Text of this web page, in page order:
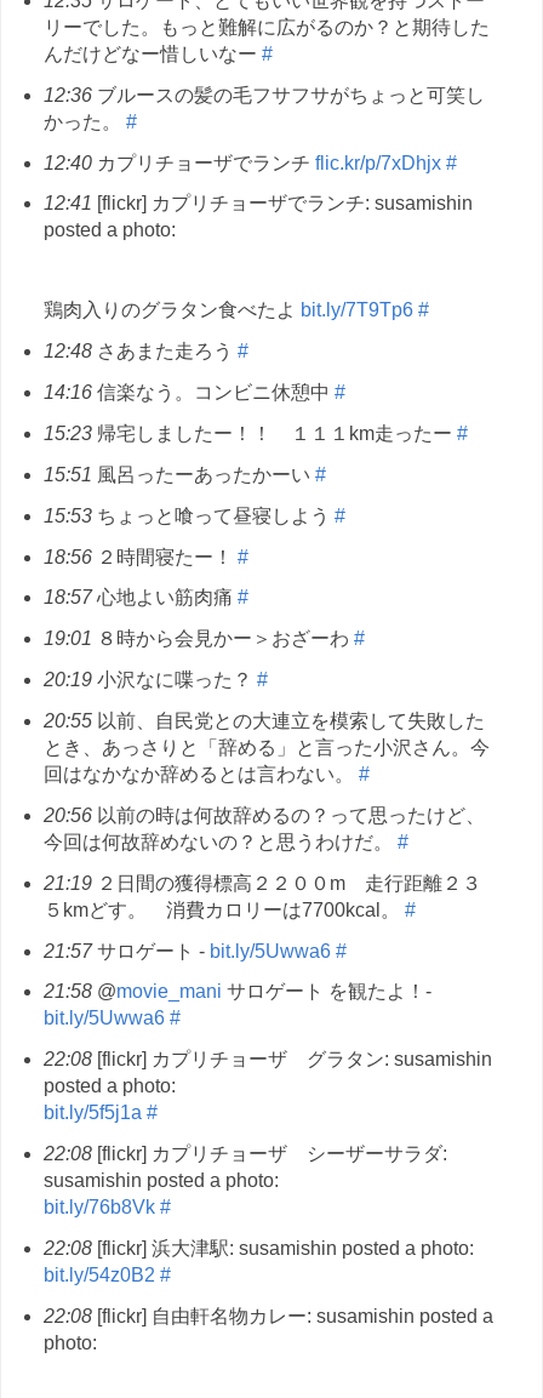
リーでした。もっと難解に広がるのか？と期待した
んだけどなー惜しいなー #
12:36ブルースの髪の毛フサフサがちょっと可笑し
かった。 #
12:40カプリチョーザでランチ flic.kr/p/7xDhjx #
12:41 [flickr] カプリチョーザでランチ: susamishin
posted a photo:
鶏肉入りのグラタン食べたよ bit.ly/7T9Tp6 #
12:48さあまた走ろう #
14:16信楽なう。コンビニ休憩中 #
15:23帰宅しましたー！！ １１１km走ったー #
15:51 風呂ったーあったかーい #
15:53ちょっと喰って昼寝しよう #
18:56２時間寝たー！ #
18:57心地よい筋肉痛 #
19:01 ８時から会見かー＞おざーわ #
20:19小沢なに喋った？ #
20:55以前、自民党との大連立を模索して失敗した
とき、あっさりと「辞める」と言った小沢さん。今
回はなかなか辞めるとは言わない。 #
20:56以前の時は何故辞めるの？って思ったけど、
今回は何故辞めないの？と思うわけだ。 #
21:19２日間の獲得標高２２００m 走行距離２３
５kmどす。 消費カロリーは7700kcal。 #
21:57サロゲート - bit.ly/5Uwwa6 #
21:58@movie_mani サロゲート を観たよ！-
bit.ly/5Uwwa6 #
22:08[flickr] カプリチョーザ グラタン: susamishin
posted a photo:
bit.ly/5f5j1a #
22:08[flickr] カプリチョーザ シーザーサラダ:
susamishin posted a photo:
bit.ly/76b8Vk #
22:08[flickr] 浜大津駅: susamishin posted a photo:
bit.ly/54z0B2 #
22:08[flickr] 自由軒名物カレー: susamishin posted a
photo: